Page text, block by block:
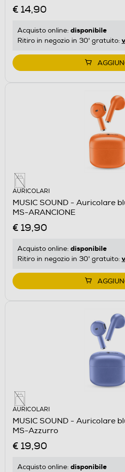
€ 14,90
Acquisto online: disponibile
Ritiro in negozio in 30' gratuito:
AURICOLARI
MUSIC SOUND - Auricolare
MS-ARANCIONE
€ 19,90
Acquisto online: disponibile
Ritiro in negozio in 30' gratuito:
AURICOLARI
MUSIC SOUND - Auricolare
MS-Azzurro
€ 19,90
Acquisto online: disponibile